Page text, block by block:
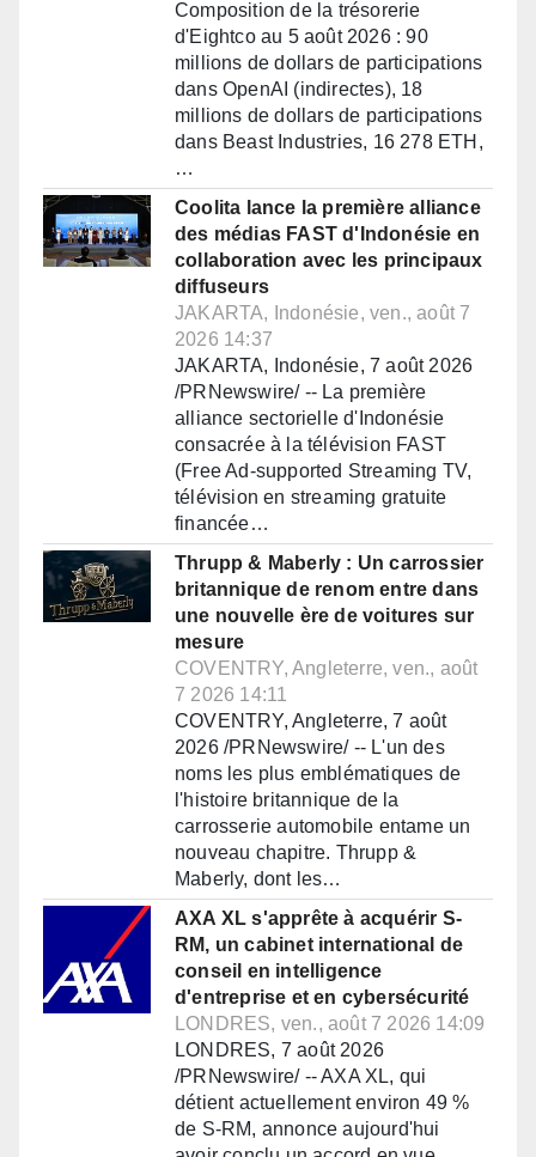
Composition de la trésorerie
d'Eightco au 5 août 2026 : 90
millions de dollars de participations
dans OpenAI (indirectes), 18
millions de dollars de participations
dans Beast Industries, 16 278 ETH,
…
Coolita lance la première alliance
des médias FAST d'Indonésie en
collaboration avec les principaux
diffuseurs
JAKARTA, Indonésie, ven., août 7
2026 14:37
JAKARTA, Indonésie, 7 août 2026
/PRNewswire/ -- La première
alliance sectorielle d'Indonésie
consacrée à la télévision FAST
(Free Ad-supported Streaming TV,
télévision en streaming gratuite
financée…
Thrupp & Maberly : Un carrossier
britannique de renom entre dans
une nouvelle ère de voitures sur
mesure
COVENTRY, Angleterre, ven., août
7 2026 14:11
COVENTRY, Angleterre, 7 août
2026 /PRNewswire/ -- L'un des
noms les plus emblématiques de
l'histoire britannique de la
carrosserie automobile entame un
nouveau chapitre. Thrupp &
Maberly, dont les…
AXA XL s'apprête à acquérir S-
RM, un cabinet international de
conseil en intelligence
d'entreprise et en cybersécurité
LONDRES, ven., août 7 2026 14:09
LONDRES, 7 août 2026
/PRNewswire/ -- AXA XL, qui
détient actuellement environ 49 %
de S-RM, annonce aujourd'hui